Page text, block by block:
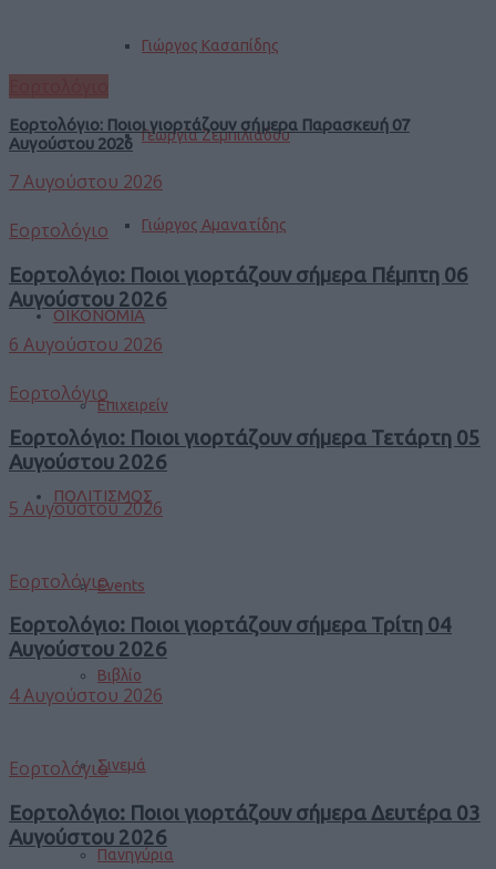
Γιώργος Κασαπίδης
Γεωργία Ζεμπιλιάδου
Γιώργος Αμανατίδης
ΟΙΚΟΝΟΜΙΑ
Επιχειρείν
ΠΟΛΙΤΙΣΜΟΣ
Events
Βιβλίο
Σινεμά
Πανηγύρια
Εορτολόγιο: Ποιοι γιορτάζουν σήμερα Παρασκευή 07
Αυγούστου 2026
7 Αυγούστου 2026
Εορτολόγιο
Εορτολόγιο: Ποιοι γιορτάζουν σήμερα Πέμπτη 06
Αυγούστου 2026
6 Αυγούστου 2026
Εορτολόγιο
Εορτολόγιο: Ποιοι γιορτάζουν σήμερα Τετάρτη 05
Αυγούστου 2026
5 Αυγούστου 2026
Εορτολόγιο
Εορτολόγιο: Ποιοι γιορτάζουν σήμερα Τρίτη 04
Αυγούστου 2026
4 Αυγούστου 2026
Εορτολόγιο
Εορτολόγιο: Ποιοι γιορτάζουν σήμερα Δευτέρα 03
Αυγούστου 2026